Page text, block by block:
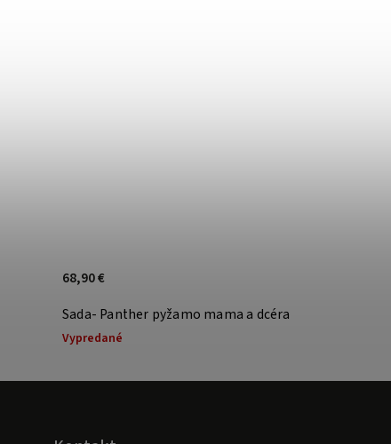
Sada- Panther pyžamo mama a dcéra
Vypredané
68,90 €